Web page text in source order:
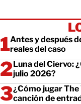
Antes y después
reales del caso
Luna del Ciervo:
julio 2026?
¿Cómo jugar
canción de